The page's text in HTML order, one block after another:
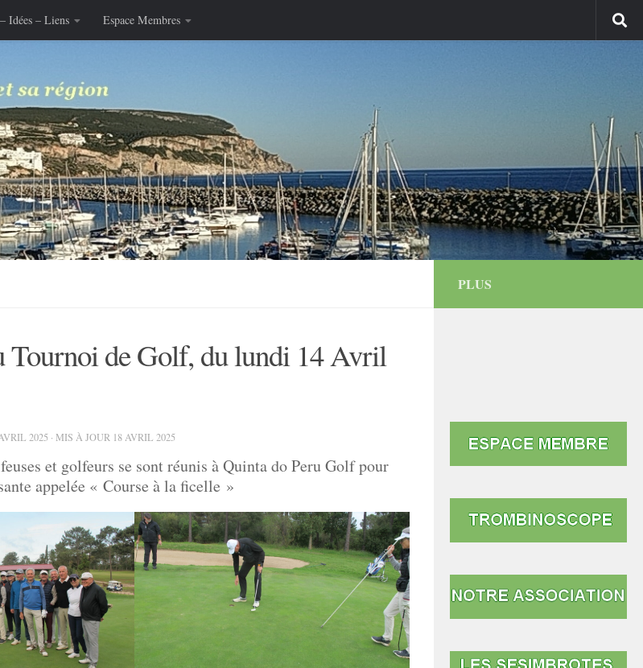
Idées – Liens Espace Membres
Tournoi de Golf, du lundi 14 Avril
2025 · MIS À JOUR 18 AVRIL 2025
et golfeurs se sont réunis à Quinta do Peru Golf pour
appelée « Course à la ficelle »
PLUS